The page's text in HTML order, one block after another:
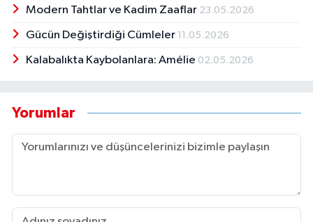
Modern Tahtlar ve Kadim Zaaflar 23.05.2026
Gücün Değiştirdiği Cümleler 11.05.2026
Kalabalıkta Kaybolanlara: Amélie 02.05.2026
Yorumlar